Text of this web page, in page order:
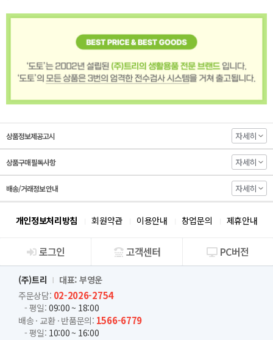
상품정보제공고시 자세히
상품구매 필독사항 자세히
배송/거래정보 안내 자세히
개인정보처리방침 회원약관 이용안내 창업문의 제휴안내
회사소개
로그인 고객센터 PC버전
(주)트리
대표: 부영운
주문상담: 02-2026-2754
- 평일: 09:00 ~ 18:00
배송 · 교환 · 반품문의: 1566-6779
- 평일: 10:00 ~ 16:00